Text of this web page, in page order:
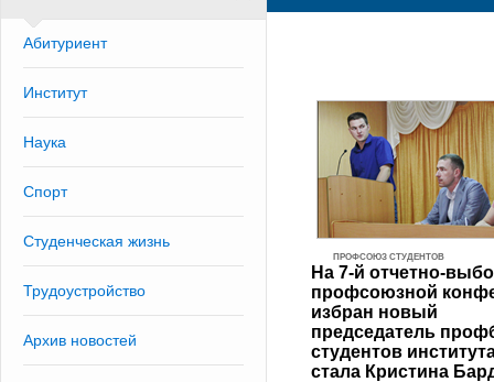
Абитуриент
Институт
Наука
Спорт
Студенческая жизнь
Трудоустройство
Архив новостей
ПРОФСОЮЗ СТУДЕНТОВ
На 7-й отчетно-
профсоюзной
избран новый
председатель
студентов
стала Кристина